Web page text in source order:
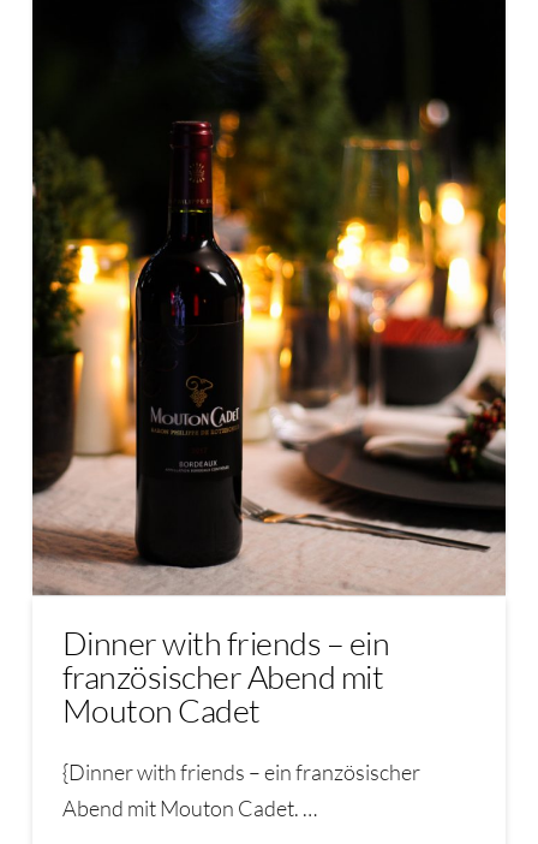
Dinner with friends – ein
französischer Abend mit
Mouton Cadet
{Dinner with friends – ein französischer
Abend mit Mouton Cadet. …